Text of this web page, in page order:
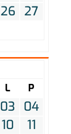
26
27
L P
03
04
10
11